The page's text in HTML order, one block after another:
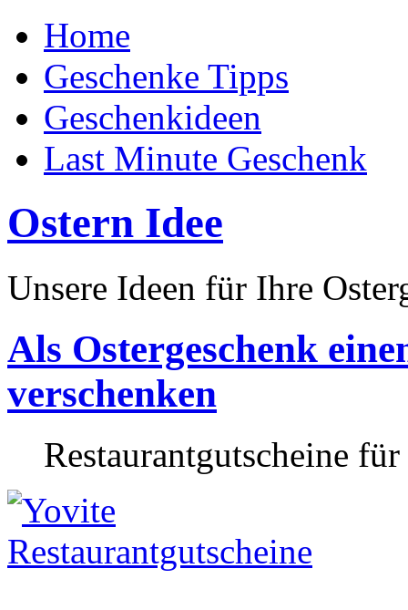
Home
Geschenke Tipps
Geschenkideen
Last Minute Geschenk
Ostern Idee
Unsere Ideen für Ihre
Als Ostergeschenk
verschenken
Restaurantgutscheine